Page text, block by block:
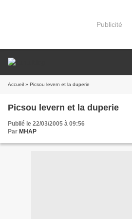
Publicité
Accueil » Picsou levern et la duperie
Picsou levern et la duperie
Publié le 22/03/2005 à 09:56
Par MHAP